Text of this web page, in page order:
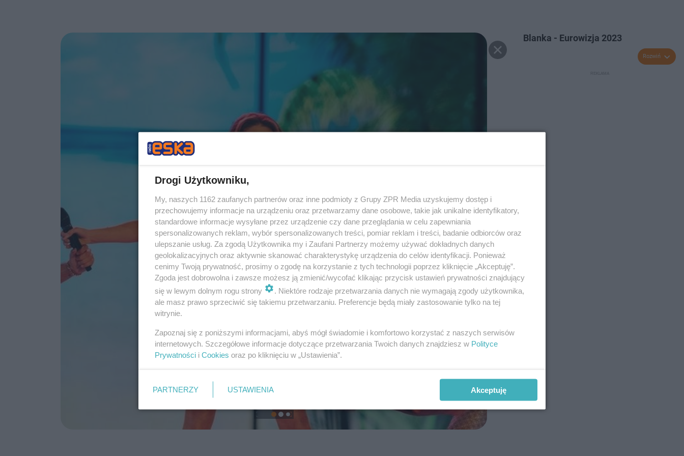
Blanka - Eurowizja 2023
Rozwiń
Drogi Użytkowniku,
My, naszych 1162 zaufanych partnerów oraz inne podmioty z Grupy ZPR Media uzyskujemy dostęp i
przechowujemy informacje na urządzeniu oraz przetwarzamy dane osobowe, takie jak unikalne identyfikatory,
standardowe informacje wysyłane przez urządzenie czy dane przeglądania w celu zapewniania
spersonalizowanych reklam, wybór spersonalizowanych treści, pomiar reklam i treści, badanie odbiorców oraz
ulepszanie usług. Za zgodą Użytkownika my i Zaufani Partnerzy możemy używać dokładnych danych
geolokalizacyjnych oraz aktywnie skanować charakterystykę urządzenia do celów identyfikacji. Ponieważ
cenimy Twoją prywatność, prosimy o zgodę na korzystanie z tych technologii poprzez kliknięcie „Akceptuję”.
Zgoda jest dobrowolna i zawsze możesz ją zmienić/wycofać klikając przycisk ustawień prywatności znajdujący
się w lewym dolnym rogu strony
. Niektóre rodzaje przetwarzania danych nie wymagają zgody użytkownika,
ale masz prawo sprzeciwić się takiemu przetwarzaniu. Preferencje będą miały zastosowanie tylko na tej
witrynie.
Zapoznaj się z poniższymi informacjami, abyś mógł świadomie i komfortowo korzystać z naszych serwisów
internetowych. Szczegółowe informacje dotyczące przetwarzania Twoich danych znajdziesz w Polityce
Prywatności i Cookies oraz po kliknięciu w „Ustawienia”.
PARTNERZY USTAWIENIA Akceptuję